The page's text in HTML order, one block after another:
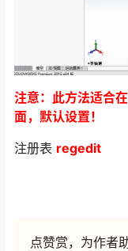
注意：此方法适合
面，默认设置！
注册表 regedit
点赞赏，为作者